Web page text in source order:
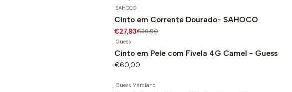
-30%
|SAHOCO
Cinto em Corrente Dourado- SAHOCO
€27,93€39,90
|Guess
Cinto em Pele com Fivela 4G Camel - Guess
€60,00
|Guess Marciano